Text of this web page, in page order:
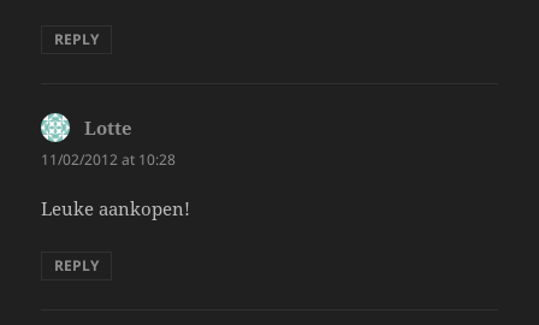
REPLY
Lotte
11/02/2012 at 10:28
Leuke aankopen!
REPLY